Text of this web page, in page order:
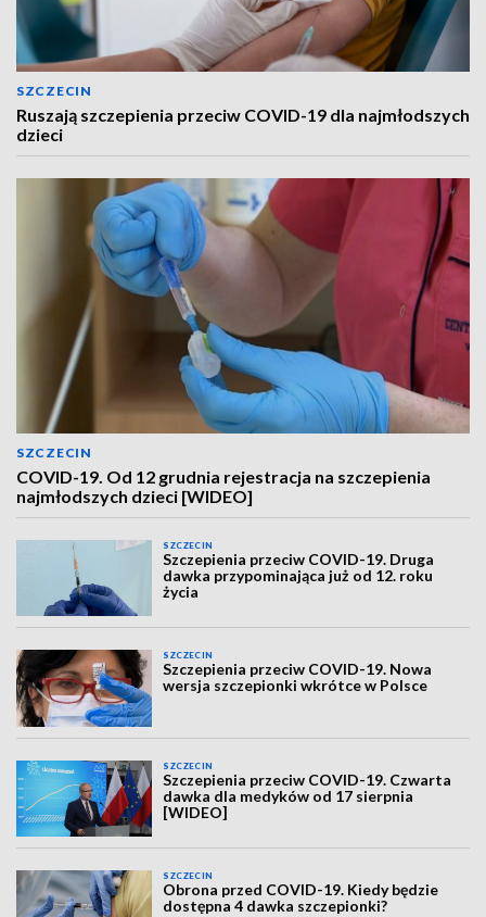
SZCZECIN
Ruszają szczepienia przeciw COVID-19 dla najmłodszych
dzieci
SZCZECIN
COVID-19. Od 12 grudnia rejestracja na szczepienia
najmłodszych dzieci [WIDEO]
SZCZECIN
Szczepienia przeciw COVID-19. Druga
dawka przypominająca już od 12. roku
życia
SZCZECIN
Szczepienia przeciw COVID-19. Nowa
wersja szczepionki wkrótce w Polsce
SZCZECIN
Szczepienia przeciw COVID-19. Czwarta
dawka dla medyków od 17 sierpnia
[WIDEO]
SZCZECIN
Obrona przed COVID-19. Kiedy będzie
dostępna 4 dawka szczepionki?